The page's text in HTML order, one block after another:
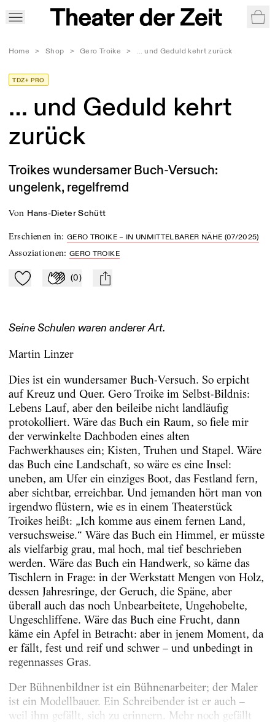
Home > Shop > Gero Troike > … und Geduld kehrt zurück
TDZ+ PRO
… und Geduld kehrt
zurück
Troikes wundersamer Buch-Versuch:
ungelenk, regelfremd
von Hans-Dieter Schütt
Erschienen in:GERO TROIKE – IN UNMITTELBARER NÄHE (07/2025)
Assoziationen:GERO TROIKE
Zu Mein-TdZ hinzufügen
Applaudieren
(0) mail
Seine Schulen waren anderer Art.
Martin Linzer
Dies ist ein wundersamer Buch-Versuch. So erpicht
auf Kreuz und Quer. Gero Troike im Selbst-Bildnis:
Lebens Lauf, aber den beileibe nicht landläufig
protokolliert. Wäre das Buch ein Raum, so fiele mir
der verwinkelte Dachboden eines alten
Fachwerkhauses ein; Kisten, Truhen und Stapel. Wäre
das Buch eine Landschaft, so wäre es eine Insel:
uneben, am Ufer ein einziges Boot, das Festland fern,
aber sichtbar, erreichbar. Und jemanden hört man von
irgendwo flüstern, wie es in einem Theaterstück
Troikes heißt: „Ich komme aus einem fernen Land,
versuchsweise.“ Wäre das Buch ein Himmel, er müsste
als vielfarbig grau, mal hoch, mal tief beschrieben
werden. Wäre das Buch ein Handwerk, so käme das
Tischlern in Frage: in der Werkstatt Mengen von Holz,
dessen Jahresringe, der Geruch, die Späne, aber
überall auch das noch Unbearbeitete, Ungehobelte,
Ungeschliffene. Wäre das Buch eine Frucht, dann
käme ein Apfel in Betracht: aber in jenem Moment, da
er fällt, fest und reif und schwer – und unbedingt in
regennasses Gras.
Der Bühnenbildner ist ein Bühnenarbeiter; der Maler
ist ein Modellbauer. Ein Schreibender ist er auch –
weil ihm gefällt, sich zu erinnern. Mehr noch gefällt